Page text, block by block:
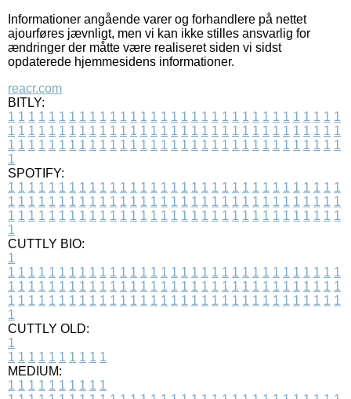
Informationer angående varer og forhandlere på nettet
ajourføres jævnligt, men vi kan ikke stilles ansvarlig for
ændringer der måtte være realiseret siden vi sidst
opdaterede hjemmesidens informationer.
reacr.com
BITLY:
1 1 1 1 1 1 1 1 1 1 1 1 1 1 1 1 1 1 1 1 1 1 1 1 1 1 1 1 1 1 1 1 1
1 1 1 1 1 1 1 1 1 1 1 1 1 1 1 1 1 1 1 1 1 1 1 1 1 1 1 1 1 1 1 1 1
1 1 1 1 1 1 1 1 1 1 1 1 1 1 1 1 1 1 1 1 1 1 1 1 1 1 1 1 1 1 1 1 1
1
SPOTIFY:
1 1 1 1 1 1 1 1 1 1 1 1 1 1 1 1 1 1 1 1 1 1 1 1 1 1 1 1 1 1 1 1 1
1 1 1 1 1 1 1 1 1 1 1 1 1 1 1 1 1 1 1 1 1 1 1 1 1 1 1 1 1 1 1 1 1
1 1 1 1 1 1 1 1 1 1 1 1 1 1 1 1 1 1 1 1 1 1 1 1 1 1 1 1 1 1 1 1 1
1
CUTTLY BIO:
1
1 1 1 1 1 1 1 1 1 1 1 1 1 1 1 1 1 1 1 1 1 1 1 1 1 1 1 1 1 1 1 1 1
1 1 1 1 1 1 1 1 1 1 1 1 1 1 1 1 1 1 1 1 1 1 1 1 1 1 1 1 1 1 1 1 1
1 1 1 1 1 1 1 1 1 1 1 1 1 1 1 1 1 1 1 1 1 1 1 1 1 1 1 1 1 1 1 1 1
1
CUTTLY OLD:
1
1 1 1 1 1 1 1 1 1 1
MEDIUM:
1 1 1 1 1 1 1 1 1 1